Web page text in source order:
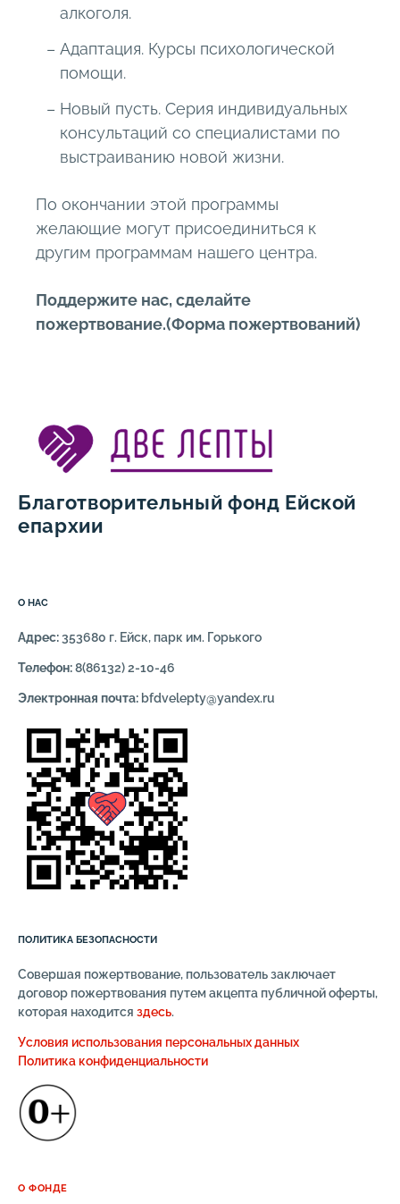
алкоголя.
Адаптация. Курсы психологической
помощи.
Новый пусть. Серия индивидуальных
консультаций со специалистами по
выстраиванию новой жизни.
По окончании этой программы
желающие могут присоединиться к
другим программам нашего центра.
Поддержите нас, сделайте
пожертвование.(Форма пожертвований)
Благотворительный фонд Ейской
епархии
О НАС
Адрес:353680 г. Ейск, парк им. Горького
Телефон:8(86132) 2-10-46
Электронная почта: bfdvelepty@yandex.ru
О ФОНДЕ
ПОЛИТИКА БЕЗОПАСНОСТИ
Совершая пожертвование, пользователь заключает
договор пожертвования путем акцепта публичной оферты,
которая находится здесь.
Условия использования персональных данных
Политика конфиденциальности